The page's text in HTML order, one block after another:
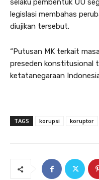
selaku pembentuk UU
legislasi membahas
diujikan tersebut.
“Putusan MK terkait
preseden konstitusional
ketatanegaraan
TAGS korupsi koruptor